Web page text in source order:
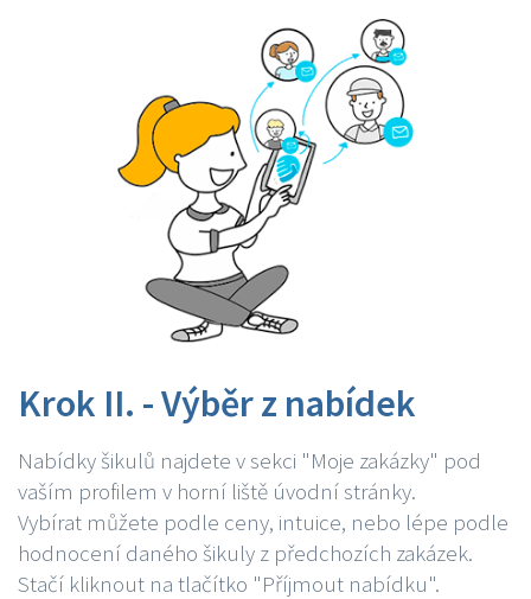
Krok II. - Výběr z nabídek
Nabídky šikulů najdete v sekci "Moje zakázky" pod
vaším profilem v horní liště úvodní stránky.
Vybírat můžete podle ceny, intuice, nebo lépe podle
hodnocení daného šikuly z předchozích zakázek.
Stačí kliknout na tlačítko "Příjmout nabídku".